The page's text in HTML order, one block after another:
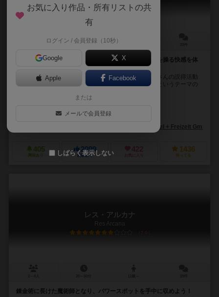
45分前後
ダイス運がなくても大丈夫！？あなたもダイスの出目を操る快感を体
王宮の請願者となり、自分の願いを叶えるためにたくさんの説得活動
を通じて影響力の強い王宮の廷臣たちを確保していくというテーマの
秋津 たいら（Taira Akitsu）
アミーゴ シュピール+フライツァイト（Amigo Spiel + Freizeit GmbH）
405
興味あり
2099
経験あり
422
お気に入り
1436
持ってる
レス・アルカナ
Res Arcana
7.0
錬金術に長けた魔術師となり、パワースポットを手中に収めよう！
お気に入り作品・所有リストの共
有
ログイン / 会員登録（10秒）
Google X
Apple Facebook
または
メールで会員登録
しばらく表示しない